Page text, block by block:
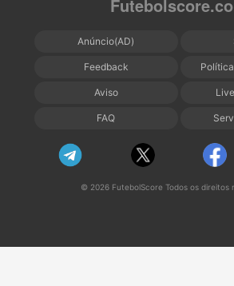
Anúncio(AD)
Feedback
Aviso
FAQ
© 2026 FutebolScore Todos os direitos